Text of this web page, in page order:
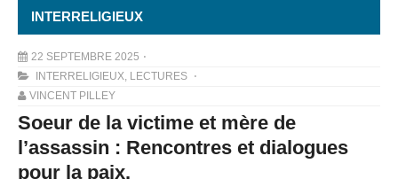
INTERRELIGIEUX
22 SEPTEMBRE 2025
INTERRELIGIEUX, LECTURES
VINCENT PILLEY
Soeur de la victime et mère de
l’assassin : Rencontres et dialogues
pour la paix.